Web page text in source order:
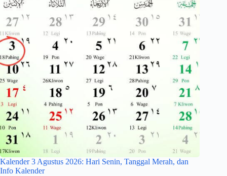
Kalender 3 Agustus 2026: Hari Senin, Tanggal Merah, dan
Info Kalender